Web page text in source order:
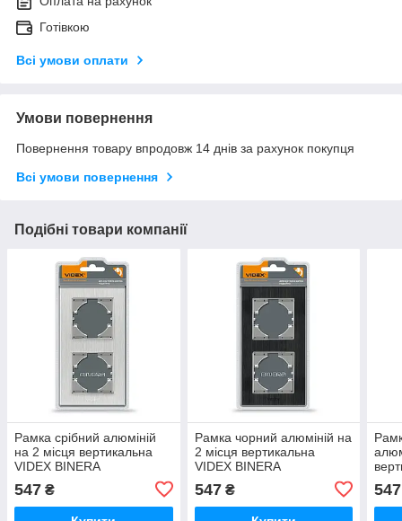
Готівкою
Всі умови оплати
Умови повернення
Повернення товару впродовж 14 днів за рахунок покупця
Всі умови повернення
Подібні товари компанії
Рамка срібний алюміній
на 2 місця вертикальна
VIDEX BINERA
547 ₴
Рамка чорний алюміній на
2 місця вертикальна
VIDEX BINERA
547₴ 547